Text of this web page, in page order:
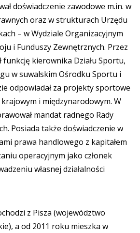
doświadczenie zawodowe m.in. w
oraz w strukturach Urzędu
– w Wydziale Organizacyjnym
i Funduszy Zewnętrznych. Przez
funkcję kierownika Działu Sportu,
w suwalskim Ośrodku Sportu i
odpowiadał za projekty sportowe
i międzynarodowym. W
mandat radnego Rady
Posiada także doświadczenie w
prawa handlowego z kapitałem
operacyjnym jako członek
własnej działalności
z Pisza (województwo
a od 2011 roku mieszka w